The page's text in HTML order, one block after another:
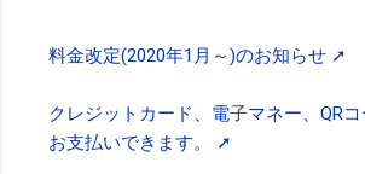
料金改定(2020年1月～)のお知らせ ➚
クレジットカード、電子マネー、QR
お支払いできます。 ➚